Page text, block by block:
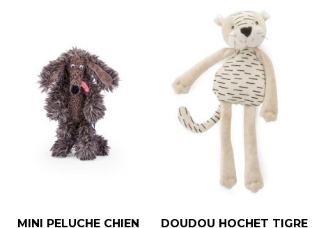
MINI PELUCHE CHIEN
DOUDOU HOCHET TIGRE